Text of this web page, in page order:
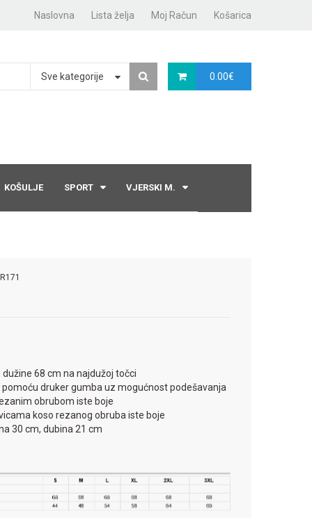
Naslovna Lista želja Moj Račun Košarica
0.00€
Sve kategorije
KOŠULJE SPORT VJERSKI M.
68 cm na najdužoj točci
druker gumba uz mogućnost podešavanja
obrubom iste boje
koso rezanog obruba iste boje
30 cm, dubina 21 cm